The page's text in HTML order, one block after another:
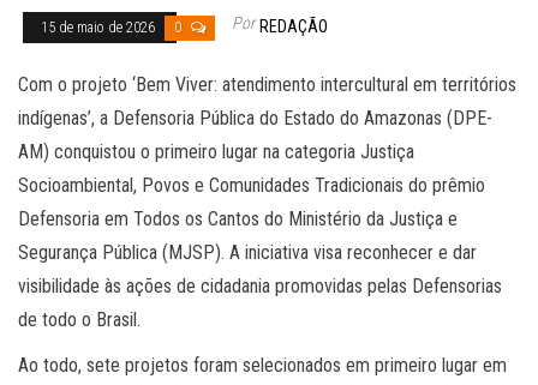
15 de maio de 2026 0 Por REDAÇÃO
Com o projeto ‘Bem Viver: atendimento intercultural em territórios
indígenas’, a Defensoria Pública do Estado do Amazonas (DPE-
AM) conquistou o primeiro lugar na categoria Justiça
Socioambiental, Povos e Comunidades Tradicionais do prêmio
Defensoria em Todos os Cantos do Ministério da Justiça e
Segurança Pública (MJSP). A iniciativa visa reconhecer e dar
visibilidade às ações de cidadania promovidas pelas Defensorias
de todo o Brasil.
Ao todo, sete projetos foram selecionados em primeiro lugar em